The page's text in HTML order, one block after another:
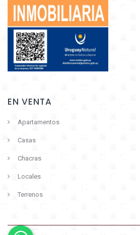
EN VENTA
Apartamentos
Casas
Chacras
Locales
Terrenos